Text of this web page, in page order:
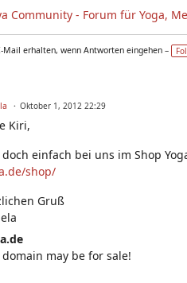
Community - Forum für Yoga,
Mail erhalten, wenn Antworten eingehen –
Oktober 1, 2012 22:29
Kiri,
einfach bei uns im Shop
shop/
Gruß
may be for sale!